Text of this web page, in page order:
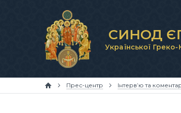
СИНОД
Української
Прес-центр Інтерв’ю та